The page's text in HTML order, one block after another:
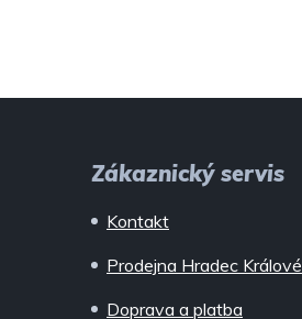
Zákaznický servis
Kontakt
Prodejna Hradec Králové
Doprava a platba